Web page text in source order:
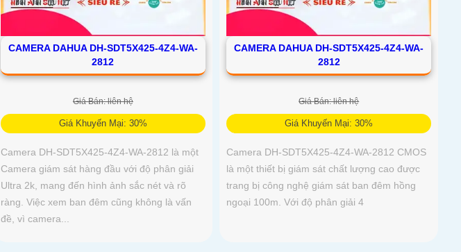
CAMERA DAHUA DH-SDT5X425-4Z4-WA-
2812
Giá Bán: liên hệ
Giá Khuyến Mại: 30%
Camera DH-SDT5X425-4Z4-WA-2812 là một
Camera giám sát hàng đầu với độ phân giải
Ultra 2k, mang đến hình ảnh sắc nét và rõ
ràng. Việc xem ban đêm cũng không là vấn
đề, vì camera...
CAMERA DAHUA DH-SDT5X425-4Z4-WA-
2812
Giá Bán: liên hệ
Giá Khuyến Mại: 30%
Camera DH-SDT5X425-4Z4-WA-2812 CMOS
là một thiết bị giám sát chất lượng cao được
trang bị công nghệ giám sát ban đêm hồng
ngoại 100m. Với độ phân giải 4